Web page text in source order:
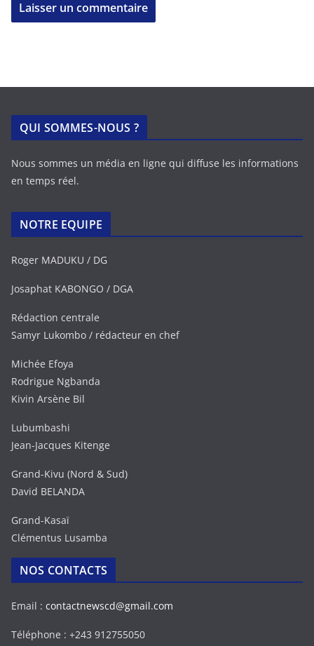
QUI SOMMES-NOUS ?
Nous sommes un média en ligne qui diffuse les informations
en temps réel.
NOTRE EQUIPE
Roger MADUKU / DG
Josaphat KABONGO / DGA
Rédaction centrale
Samyr Lukombo / rédacteur en chef
Michée Efoya
Rodrigue Ngbanda
Kivin Arsène Bil
Lubumbashi
Jean-Jacques Kitenge
Grand-Kivu (Nord & Sud)
David BELANDA
Grand-Kasaï
Clémentus Lusamba
NOS CONTACTS
Email : contactnewscd@gmail.com
Téléphone : +243 912755050